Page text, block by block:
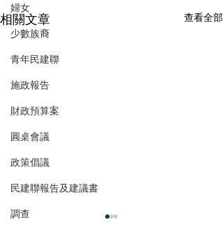
婦女
少數族裔
青年民建聯
施政報告
財政預算案
圓桌會議
政策倡議
民建聯報告及建議書
調查
相關文章 查看全部